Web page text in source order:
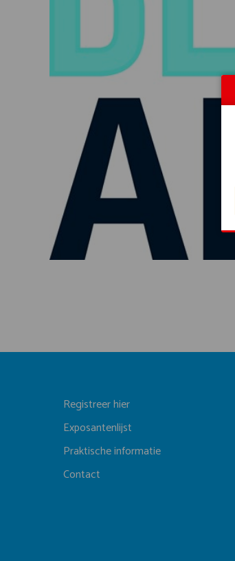
Registreer hier
Exposantenlijst
Praktische informatie
Contact